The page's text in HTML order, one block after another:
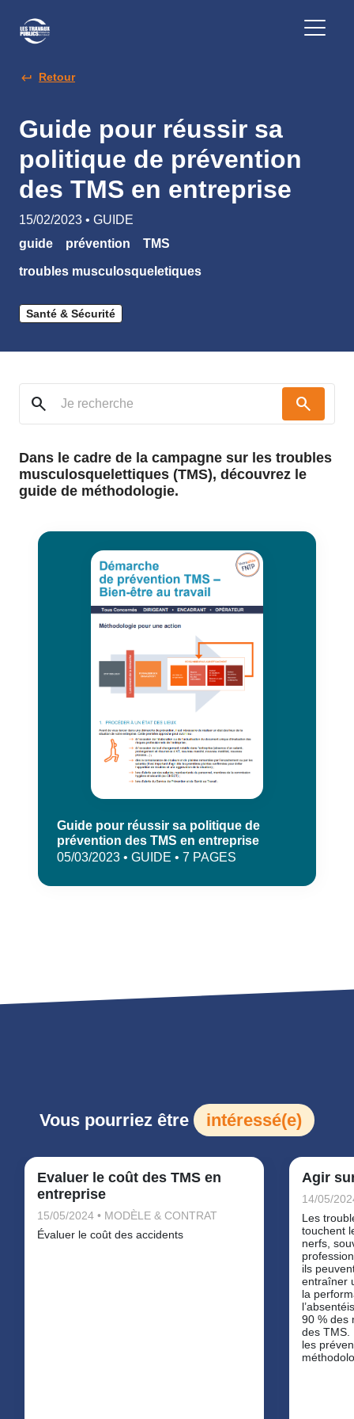
Retour
Guide pour réussir sa
politique de prévention
des TMS en entreprise
15/02/2023 • GUIDE
guide
prévention TMS
troubles musculosqueletiques
Santé & Sécurité
search search
Dans le cadre de la campagne sur les troubles
musculosquelettiques (TMS), découvrez le
guide de méthodologie.
Guide pour réussir sa politique de
prévention des TMS en entreprise
05/03/2023 • GUIDE • 7 PAGES
Vous pourriez être intéressé(e)
Evaluer le coût des TMS en
entreprise
15/05/2024 • MODÈLE & CONTRAT
Évaluer le coût des accidents
Agir
14/05/
Les
touchent
nerfs,
ils
entraîner
la
90 % des
des TMS.
les